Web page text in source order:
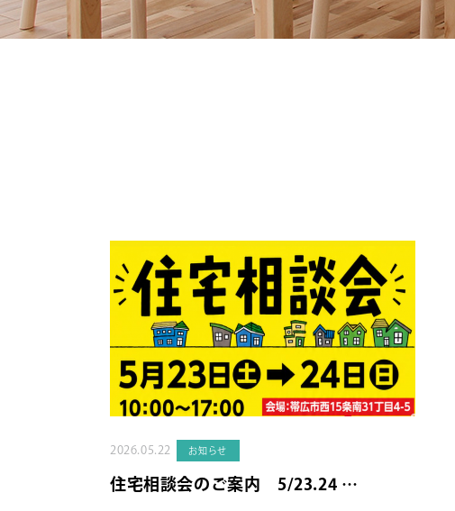
2026.05.22 お知らせ
住宅相談会のご案内 5/23.24 …